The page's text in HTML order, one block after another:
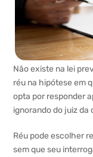
Não existe na lei
réu na hipótese em
opta por responder
ignorando do juiz da
Réu pode escolher
sem que seu